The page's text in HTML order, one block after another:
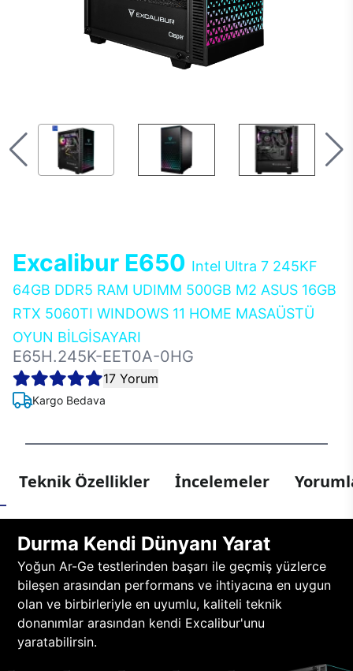
Excalibur E650 Intel Ultra 7 245KF
64GB DDR5 RAM UDIMM 500GB M2 ASUS 16GB
RTX 5060TI WINDOWS 11 HOME MASAÜSTÜ
OYUN BİLGİSAYARI
E65H.245K-EET0A-0HG
17 Yorum
Kargo Bedava
Teknik Özellikler İncelemeler
Durma Kendi Dünyanı Yarat
Yoğun Ar-Ge testlerinden başarı ile geçmiş yüzlerce
bileşen arasından performans ve ihtiyacına en uygun
olan ve birbirleriyle en uyumlu, kaliteli teknik
donanımlar arasından kendi Excalibur'unu
yaratabilirsin.